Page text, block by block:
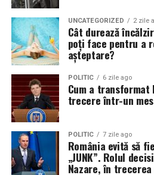
UNCATEGORIZED 2 zile
Cât durează
poți face pentru a
așteptare?
POLITIC 6 zile ago
Cum a transformat
trecere într-un
POLITIC 7 zile ago
România evită să
„JUNK”. Rolul
Nazare, în